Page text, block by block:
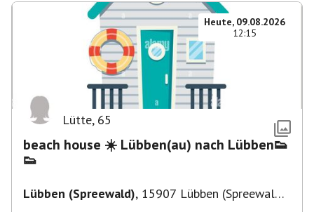
Heute, 09.08.2026
12:15
Lütte, 65
beach house ☀️ Lübben(au) nach Lübben👟
👟
Lübben (Spreewald), 15907 Lübben (Spreewald),